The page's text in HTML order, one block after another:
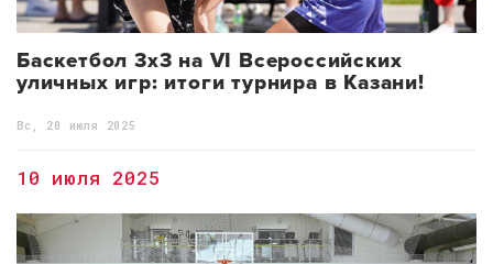
Баскетбол 3х3 на VI Всероссийских
уличных игр: итоги турнира в Казани!
Вс, 20 июля 2025
10 июля 2025